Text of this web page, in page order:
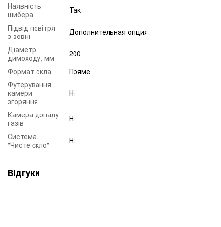
Наявність
шибера
Так
Підвід повітря
з зовні
Дополнительная опция
Діаметр
димоходу, мм
200
Формат скла
Пряме
Футерування
камери
згоряння
Ні
Камера допалу
газів
Ні
Система
"Чисте cкло"
Ні
Відгуки